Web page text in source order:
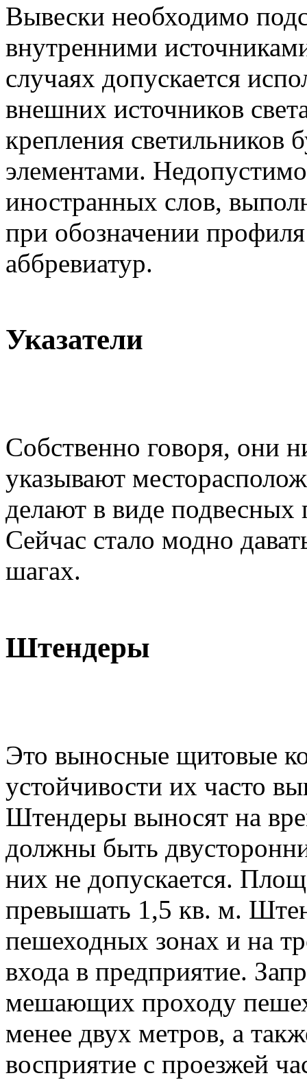
Вывески необходимо
внутренними
случаях допускается
внешних источников
крепления светильников
элементами.
иностранных слов,
при обозначении
аббревиатур.
Указатели
Собственно говоря, они
указывают
делают в виде подвесных
Сейчас стало модно
шагах.
Штендеры
Это выносные щитовые
устойчивости их часто
Штендеры выносят на
должны быть
них не допускается.
превышать 1,5 кв. м.
пешеходных зонах и на
входа в предприятие.
мешающих проходу
менее двух метров, а
восприятие с проезжей